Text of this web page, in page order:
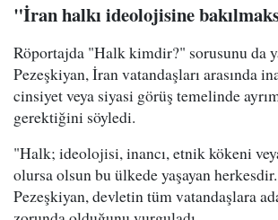
"İran halkı ideolojisine
Röportajda "Halk kimdir?" sorusunu da
Pezeşkiyan, İran vatandaşları arasında
cinsiyet veya siyasi görüş temelinde
gerektiğini söyledi.
"Halk; ideolojisi, inancı, etnik kökeni
olursa olsun bu ülkede yaşayan
Pezeşkiyan, devletin tüm vatandaşlara